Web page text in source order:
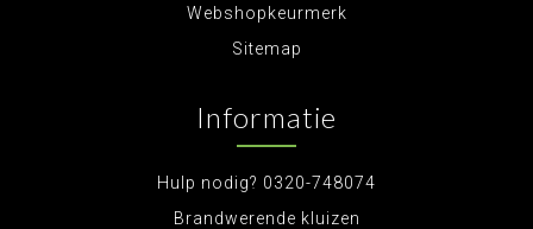
Webshopkeurmerk
Sitemap
Informatie
Hulp nodig? 0320-748074
Brandwerende kluizen